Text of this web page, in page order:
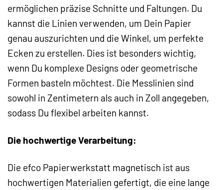
ermöglichen präzise Schnitte und Faltungen. Du
kannst die Linien verwenden, um Dein Papier
genau auszurichten und die Winkel, um perfekte
Ecken zu erstellen. Dies ist besonders wichtig,
wenn Du komplexe Designs oder geometrische
Formen basteln möchtest. Die Messlinien sind
sowohl in Zentimetern als auch in Zoll angegeben,
sodass Du flexibel arbeiten kannst.
Die hochwertige Verarbeitung:
Die efco Papierwerkstatt magnetisch ist aus
hochwertigen Materialien gefertigt, die eine lange